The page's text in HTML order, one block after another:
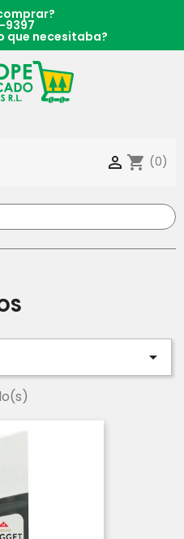
9397
que necesitaba?
 shopping_cart (0)
